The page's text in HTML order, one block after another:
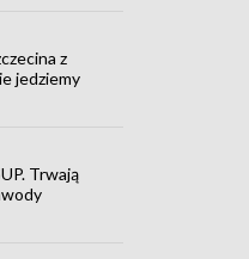
z
jedziemy
Trwają